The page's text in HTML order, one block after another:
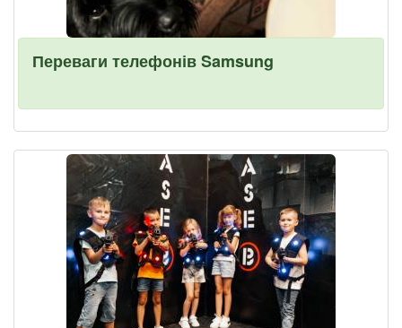
Переваги телефонів Samsung